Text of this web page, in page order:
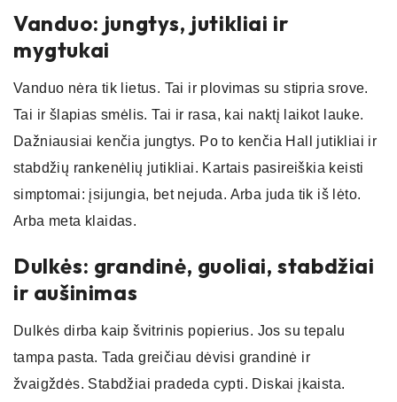
Vanduo: jungtys, jutikliai ir
mygtukai
Vanduo nėra tik lietus. Tai ir plovimas su stipria srove.
Tai ir šlapias smėlis. Tai ir rasa, kai naktį laikot lauke.
Dažniausiai kenčia jungtys. Po to kenčia Hall jutikliai ir
stabdžių rankenėlių jutikliai. Kartais pasireiškia keisti
simptomai: įsijungia, bet nejuda. Arba juda tik iš lėto.
Arba meta klaidas.
Dulkės: grandinė, guoliai, stabdžiai
ir aušinimas
Dulkės dirba kaip švitrinis popierius. Jos su tepalu
tampa pasta. Tada greičiau dėvisi grandinė ir
žvaigždės. Stabdžiai pradeda cypti. Diskai įkaista.